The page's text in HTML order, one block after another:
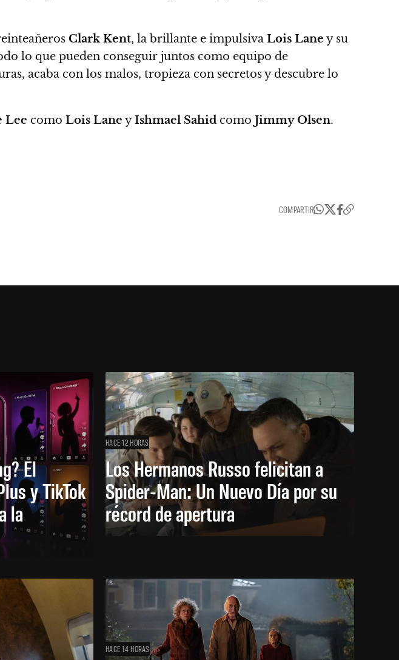
Clark Kent, la brillante e impulsiva Lois Lane y su
lo que pueden conseguir juntos como equipo de
acaba con los malos, tropieza con secretos y descubre lo
Lee como Lois Lane yIshmael Sahid como Jimmy Olsen.
COMPARTIR
El
y TikTok
la
HACE 12 HORAS
Los Hermanos Russo felicitan a
Spider-Man: Un Nuevo Día por su
récord de apertura
HACE 14 HORAS